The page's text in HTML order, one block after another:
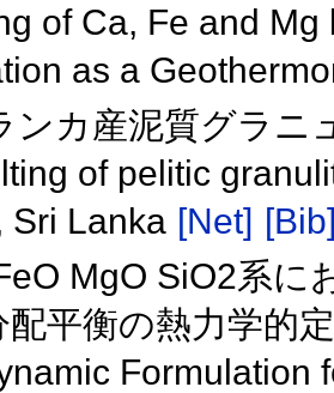
of Ca, Fe and
as a
ンカ産泥質グラニ
of pelitic
Sri Lanka [Net]
MgO SiO2系に
配平衡の熱力学的
Formulation